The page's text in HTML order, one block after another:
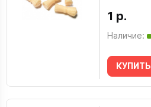
1 р.
Наличие:
КУПИТЬ